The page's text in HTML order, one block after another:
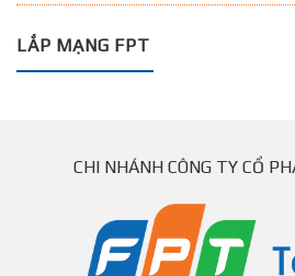
LẮP MẠNG FPT
CHI NHÁNH CÔNG TY CỔ